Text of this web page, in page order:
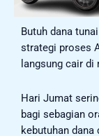
Butuh dana
strategi proses
langsung cair
Hari Jumat
bagi sebagian
kebutuhan